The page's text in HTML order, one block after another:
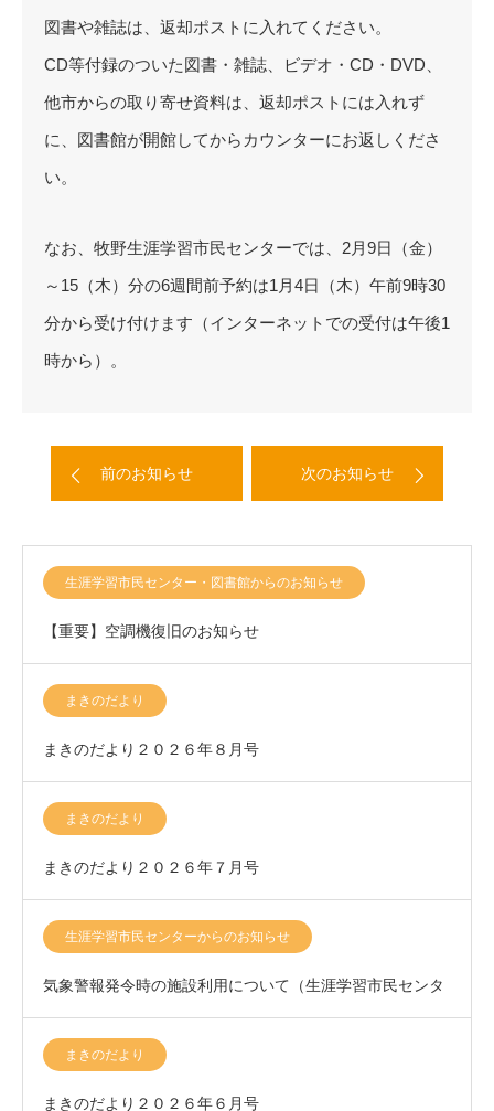
図書や雑誌は、返却ポストに入れてください。
CD等付録のついた図書・雑誌、ビデオ・CD・DVD、
他市からの取り寄せ資料は、返却ポストには入れず
に、図書館が開館してからカウンターにお返しくださ
い。
なお、牧野生涯学習市民センターでは、2月9日（金）
～15（木）分の6週間前予約は1月4日（木）午前9時30
分から受け付けます（インターネットでの受付は午後1
時から）。
前のお知らせ 次のお知らせ
生涯学習市民センター・図書館からのお知らせ
【重要】空調機復旧のお知らせ
まきのだより
まきのだより２０２６年８月号
まきのだより
まきのだより２０２６年７月号
生涯学習市民センターからのお知らせ
気象警報発令時の施設利用について（生涯学習市民センタ
ー）まきのだより
まきのだより２０２６年６月号